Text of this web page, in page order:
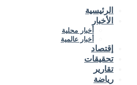
الرئيسية
الأخبار
أخبار محلية
أخبار عالمية
إقتصاد
تحقيقات
تقارير
رياضة